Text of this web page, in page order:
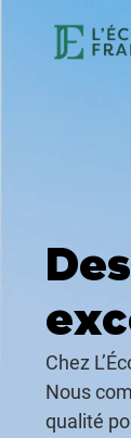
Chez
Nous
qualité